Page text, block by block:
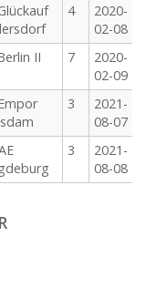
4
2020-
02-08
II 7
2020-
02-09
3
2021-
08-07
3
2021-
08-08